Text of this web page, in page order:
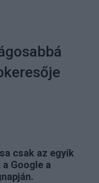
csak az egyik
Google a